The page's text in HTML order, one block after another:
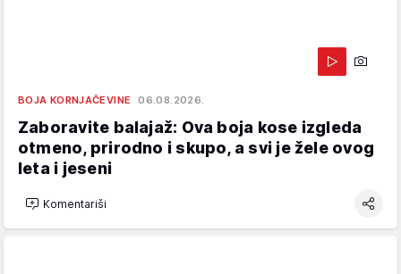
BOJA KORNJAČEVINE 06.08.2026.
Zaboravite balajaž: Ova boja kose izgleda
otmeno, prirodno i skupo, a svi je žele ovog
leta i jeseni
Komentariši